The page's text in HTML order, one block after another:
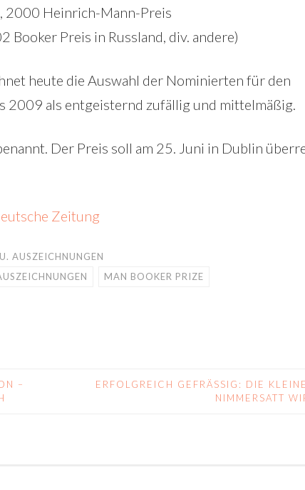
2000 Heinrich-Mann-Preis
Booker Preis in Russland, div. andere)
heute die Auswahl der Nominierten für den
2009 als entgeisternd zufällig und mittelmäßig.
Der Preis soll am 25. Juni in Dublin
Zeitung
AUSZEICHNUNGEN
MAN BOOKER PRIZE
–
ERFOLGREICH GEFRÄSSIG: DIE KLEINE
IMMERSATT